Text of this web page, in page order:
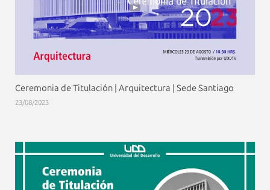
Ceremonia de Titulación | Arquitectura | Sede Santiago
23/08/2023